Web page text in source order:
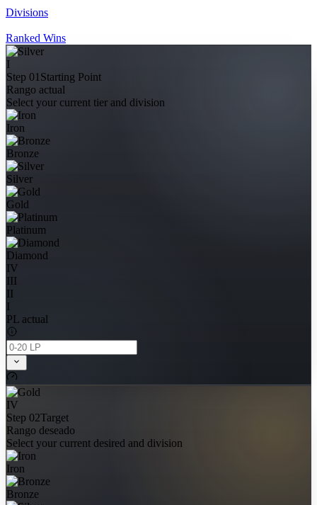
Divisions
Ranked Wins
I
Step 01 Starting Point
Rango actual
Select your current tier and division
Iron
Bronze
Silver
Gold
Platinum
Diamond
IV
III
II
I
PL actual
IV
Step 02Target
Rango deseado
Select your current desired and division
Iron
Bronze